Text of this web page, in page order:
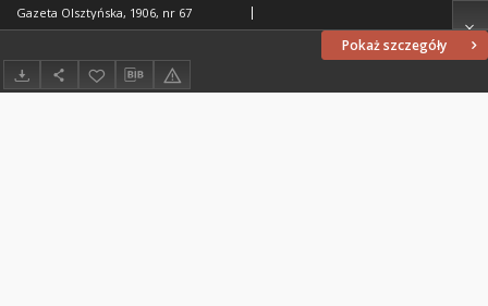
Pokaż szczegóły
Gazeta Olsztyńska, 1906, nr 67